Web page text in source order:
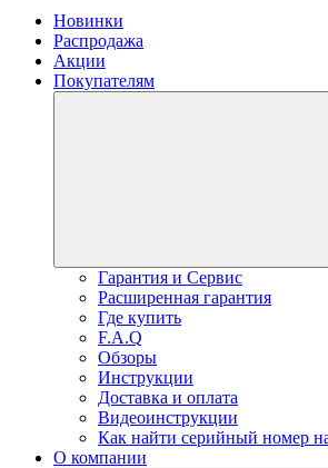
Новинки
Распродажа
Акции
Покупателям
Гарантия и Сервис
Расширенная гарантия
Где купить
F.A.Q
Обзоры
Инструкции
Доставка и оплата
Видеоинструкции
Как найти серийный номер
О компании